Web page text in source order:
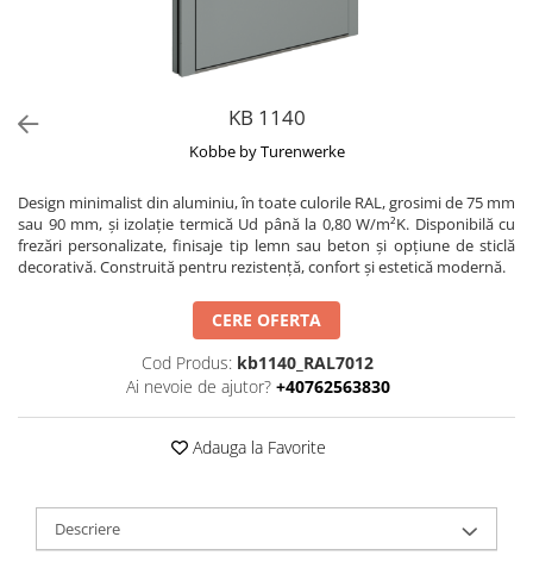
KB 1140
Kobbe by Turenwerke
Design minimalist din aluminiu, în toate culorile RAL, grosimi de 75 mm
sau 90 mm, și izolație termică Ud până la 0,80 W/m²K. Disponibilă cu
frezări personalizate, finisaje tip lemn sau beton și opțiune de sticlă
decorativă. Construită pentru rezistență, confort și estetică modernă.
CERE OFERTA
Cod Produs: kb1140_RAL7012
Ai nevoie de ajutor? +40762563830
Adauga la Favorite
Descriere